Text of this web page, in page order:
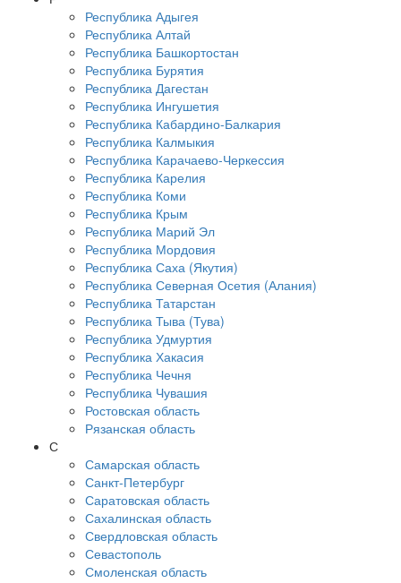
Республика Адыгея
Республика Алтай
Республика Башкортостан
Республика Бурятия
Республика Дагестан
Республика Ингушетия
Республика Кабардино-Балкария
Республика Калмыкия
Республика Карачаево-Черкессия
Республика Карелия
Республика Коми
Республика Крым
Республика Марий Эл
Республика Мордовия
Республика Саха (Якутия)
Республика Северная Осетия (Алания)
Республика Татарстан
Республика Тыва (Тува)
Республика Удмуртия
Республика Хакасия
Республика Чечня
Республика Чувашия
Ростовская область
Рязанская область
С
Самарская область
Санкт-Петербург
Саратовская область
Сахалинская область
Свердловская область
Севастополь
Смоленская область